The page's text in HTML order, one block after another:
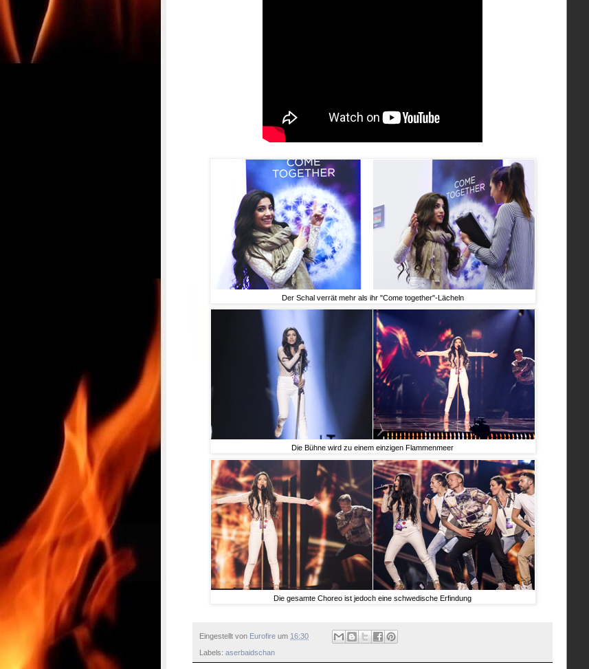
Der Schal verrät mehr als ihr "Come together"-Lächeln
Die Bühne wird zu einem einzigen Flammenmeer
Die gesamte Choreo ist jedoch eine schwedische Erfindung
Eingestellt von Eurofire um 16:30
Labels: aserbaidschan